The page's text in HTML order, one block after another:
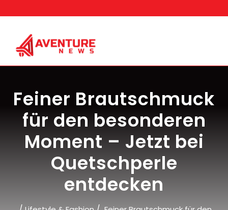
to
Feiner Brautschmuck
für den besonderen
Moment – Jetzt bei
Quetschperle
entdecken